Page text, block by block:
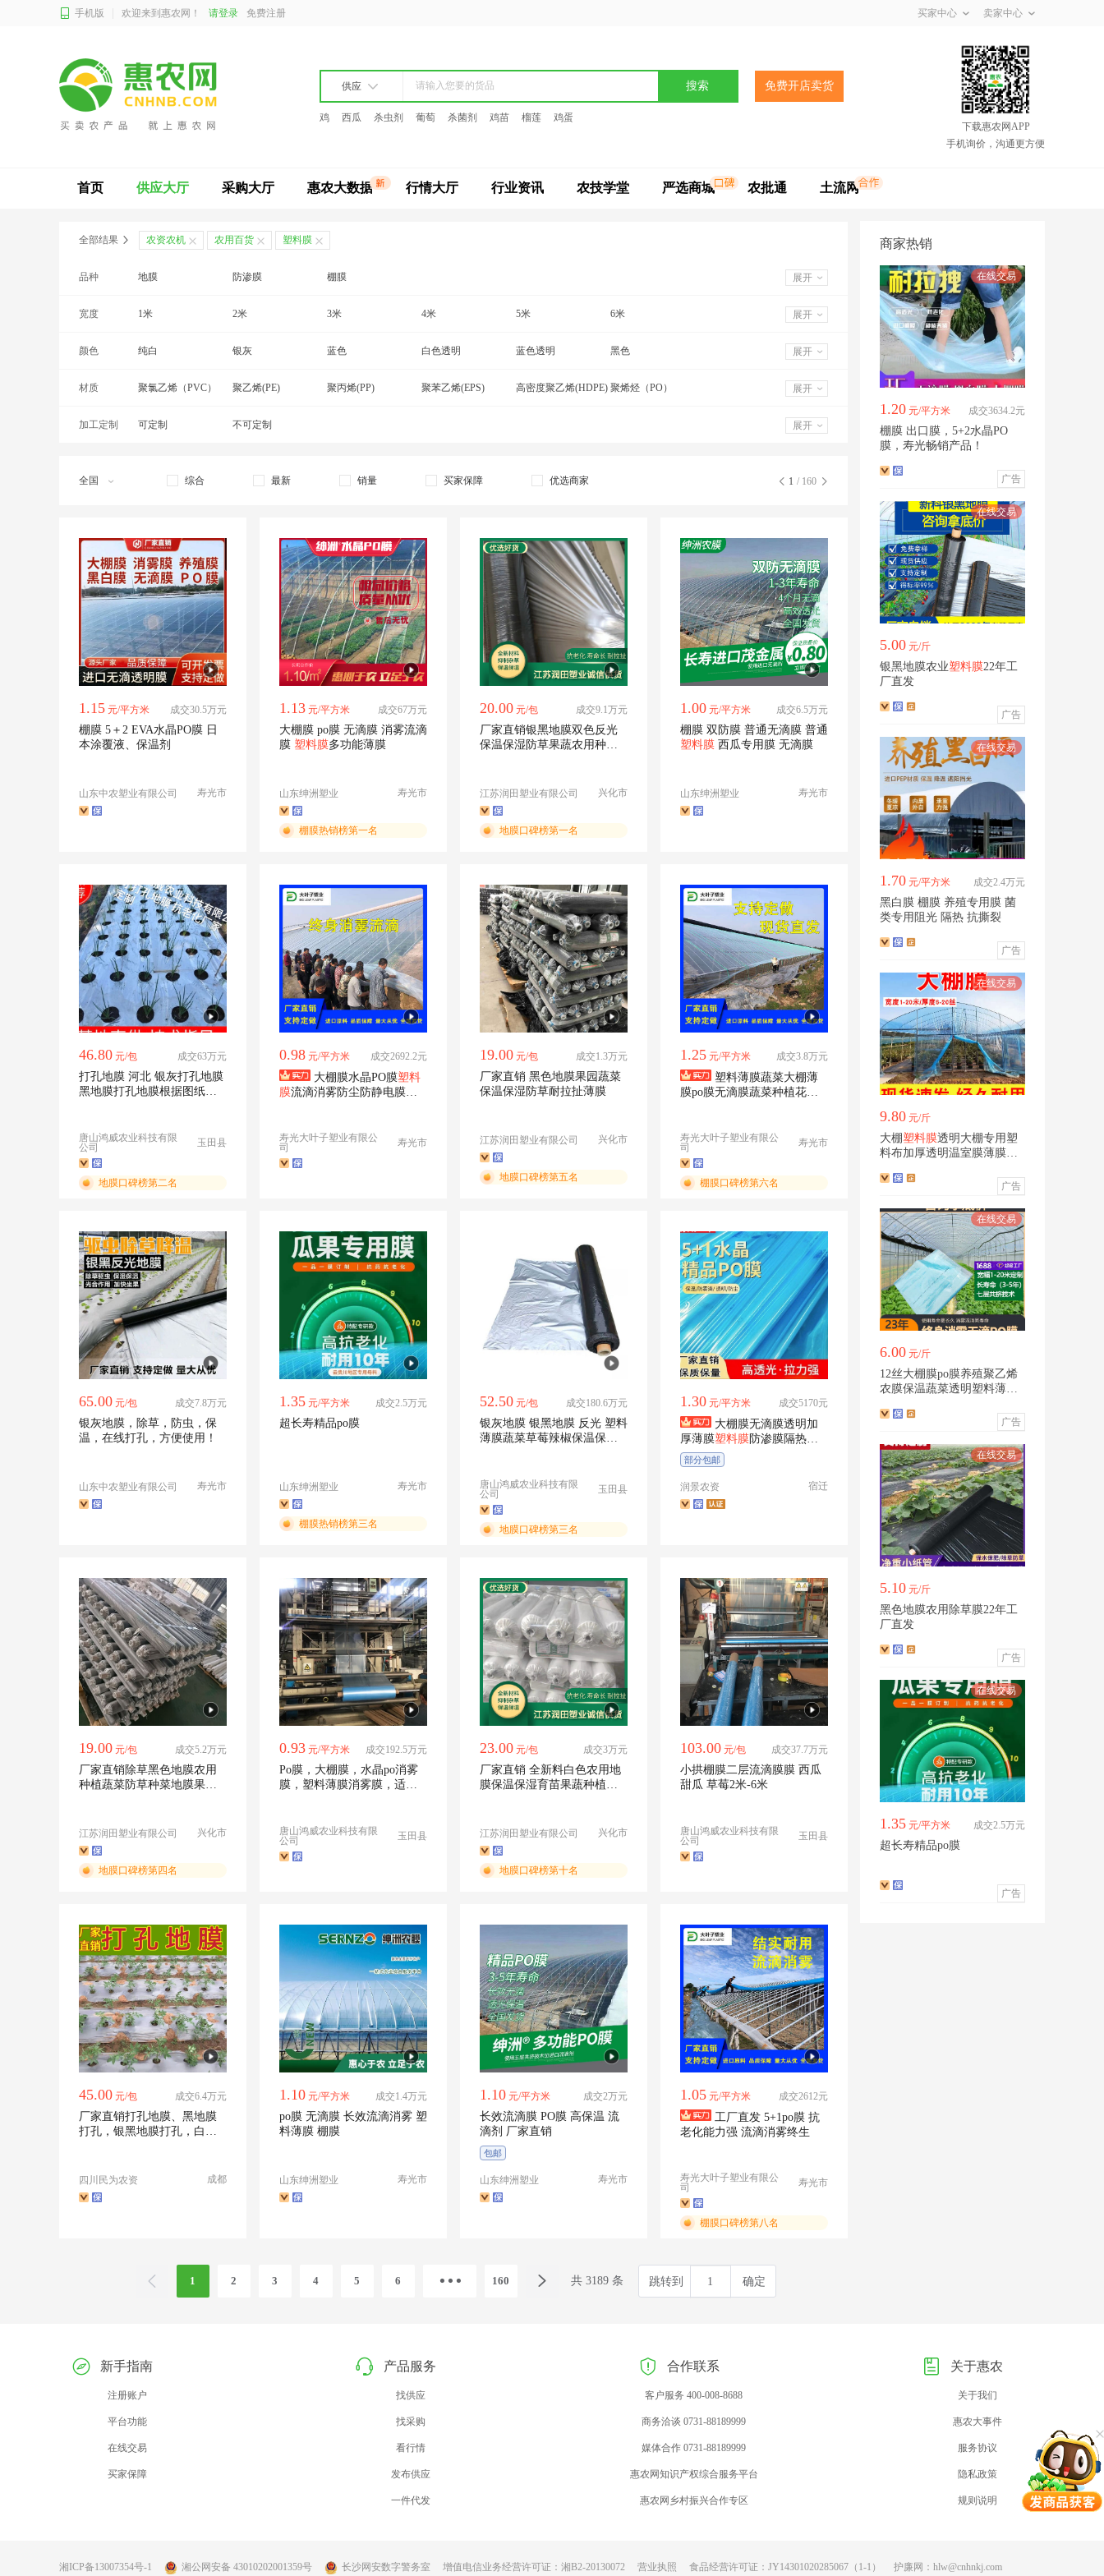
手机版 欢迎来到惠农网！ 请登录 免费注册 买家中心 卖家中心
供应 搜索 免费开店卖货
鸡 西瓜 杀虫剂 葡萄 杀菌剂 鸡苗 榴莲
鸡蛋
下载惠农网APP
手机询价，沟通更方便
首页 供应大厅 采购大厅 惠农大数据 行情大厅 行业资讯 农技学堂 严选商城 农批通 土流网
全部结果 农资农机 农用百货 塑料膜
品种 地膜 防渗膜 棚膜 展开
宽度 1米 2米 3米 4米 5米 6米
可定制
展开
颜色 纯白 银灰 蓝色 白色透明 蓝色透明 黑色
绿色 橘色
展开
材质 聚氯乙烯（PVC） 聚乙烯(PE) 聚丙烯(PP) 聚苯乙烯(EPS) 高密度聚乙烯(HDPE) 聚烯烃（PO）
树脂
展开
加工定制 可定制 不可定制 展开
全国 综合 最新 销量 买家保障 优选商家 1 / 160
1.15 元/平方米 成交30.5万元
棚膜 5＋2 EVA水晶PO膜 日
本涂覆液、保温剂
山东中农塑业有限公司 寿光市
1.13 元/平方米 成交67万元
大棚膜 po膜 无滴膜 消雾流滴
膜 塑料膜多功能薄膜
山东绅洲塑业 寿光市
棚膜热销榜第一名
20.00 元/包 成交9.1万元
厂家直销银黑地膜双色反光
保温保湿防草果蔬农用种植
江苏润田塑业有限公司 兴化市
地膜口碑榜第一名
1.00 元/平方米 成交6.5万元
棚膜 双防膜 普通无滴膜 普通
塑料膜 西瓜专用膜 无滴膜
山东绅洲塑业 寿光市
46.80 元/包 成交63万元
打孔地膜 河北 银灰打孔地膜
黑地膜打孔地膜根据图纸生
唐山鸿威农业科技有限
公司
玉田县
地膜口碑榜第二名
0.98 元/平方米 成交2692.2元
大棚膜水晶PO膜塑料
膜流滴消雾防尘防静电膜无
寿光大叶子塑业有限公
司
寿光市
19.00 元/包 成交1.3万元
厂家直销 黑色地膜果园蔬菜
保温保湿防草耐拉扯薄膜
江苏润田塑业有限公司 兴化市
地膜口碑榜第五名
1.25 元/平方米 成交3.8万元
塑料薄膜蔬菜大棚薄
膜po膜无滴膜蔬菜种植花卉
寿光大叶子塑业有限公
司
寿光市
棚膜口碑榜第六名
65.00 元/包 成交7.8万元
银灰地膜，除草，防虫，保
温，在线打孔，方便使用！
山东中农塑业有限公司 寿光市
1.35 元/平方米 成交2.5万元
超长寿精品po膜
山东绅洲塑业 寿光市
棚膜热销榜第三名
52.50 元/包 成交180.6万元
银灰地膜 银黑地膜 反光 塑料
薄膜蔬菜草莓辣椒保温保湿
唐山鸿威农业科技有限
公司
玉田县
地膜口碑榜第三名
1.30 元/平方米 成交5170元
大棚膜无滴膜透明加
厚薄膜塑料膜防渗膜隔热遮
光抗老化大棚膜
部分包邮
润景农资 宿迁
19.00 元/包 成交5.2万元
厂家直销除草黑色地膜农用
种植蔬菜防草种菜地膜果树
江苏润田塑业有限公司 兴化市
地膜口碑榜第四名
0.93 元/平方米 成交192.5万元
Po膜，大棚膜，水晶po消雾
膜，塑料薄膜消雾膜，适用
唐山鸿威农业科技有限
公司
玉田县
23.00 元/包 成交3万元
厂家直销 全新料白色农用地
膜保温保湿育苗果蔬种植透
江苏润田塑业有限公司 兴化市
地膜口碑榜第十名
103.00 元/包 成交37.7万元
小拱棚膜二层流滴膜膜 西瓜
甜瓜 草莓2米-6米
唐山鸿威农业科技有限
公司
玉田县
45.00 元/包 成交6.4万元
厂家直销打孔地膜、黑地膜
打孔，银黑地膜打孔，白地
四川民为农资 成都
1.10 元/平方米 成交1.4万元
po膜 无滴膜 长效流滴消雾 塑
料薄膜 棚膜
山东绅洲塑业 寿光市
1.10 元/平方米 成交2万元
长效流滴膜 PO膜 高保温 流
滴剂 厂家直销
包邮
山东绅洲塑业 寿光市
1.05 元/平方米 成交2612元
工厂直发 5+1po膜 抗
老化能力强 流滴消雾终生
寿光大叶子塑业有限公
司
寿光市
棚膜口碑榜第八名
1 2 3 4 5 6 160 共 3189 条 跳转到 确定
商家热销
广告
1.20 元/平方米 成交3634.2元
棚膜 出口膜，5+2水晶PO
膜，寿光畅销产品！
广告
5.00 元/斤
银黑地膜农业塑料膜22年工
厂直发
广告
1.70 元/平方米 成交2.4万元
黑白膜 棚膜 养殖专用膜 菌
类专用阻光 隔热 抗撕裂
广告
9.80 元/斤
大棚 塑料膜透明大棚专用塑
料布加厚透明温室膜薄膜农
广告
6.00 元/斤
12丝大棚膜po膜养殖聚乙烯
农膜保温蔬菜透明塑料薄膜
广告
5.10 元/斤
黑色地膜农用除草膜22年工
厂直发
广告
1.35 元/平方米 成交2.5万元
超长寿精品po膜
新手指南
注册账户
平台功能
在线交易
买家保障
产品服务
找供应
找采购
看行情
发布供应
一件代发
合作联系
客户服务 400-008-8688
商务洽谈 0731-88189999
媒体合作 0731-88189999
惠农网知识产权综合服务平台
惠农网乡村振兴合作专区
关于惠农
关于我们
惠农大事件
服务协议
隐私政策
规则说明
湘ICP备13007354号-1 湘公网安备 43010202001359号 长沙网安数字警务室 增值电信业务经营许可证：湘B2-20130072 营业执照 食品经营许可证：JY14301020285067（1-1） 护廉网：hlw@cnhnkj.com